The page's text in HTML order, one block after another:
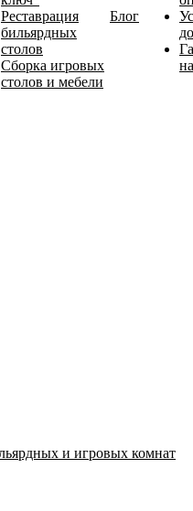
Реставрация
бильярдных
столов
Сборка игровых
столов и мебели
Блог